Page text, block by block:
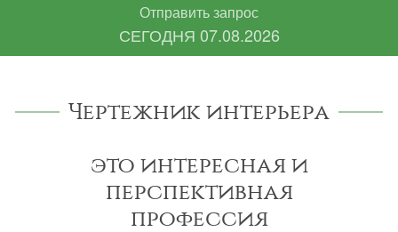
Отправить запрос
СЕГОДНЯ 07.08.2026
Чертежник интерьера
это интересная и
перспективная
профессия